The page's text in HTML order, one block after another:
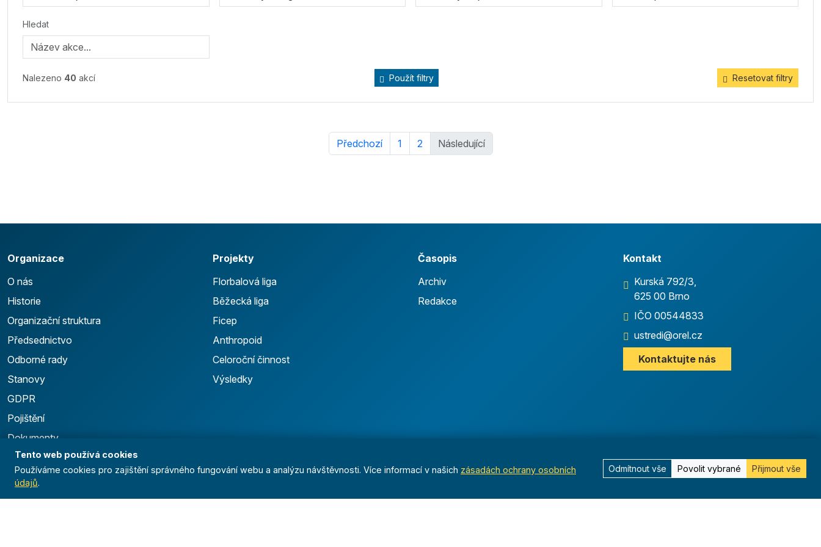
Hledat
Nalezeno 40 akcí Použít filtry Resetovat filtry
Předchozí 1 2 Následující
Organizace
O nás
Historie
Organizační struktura
Předsednictvo
Odborné rady
Stanovy
GDPR
Pojištění
Dokumenty
Logo manuál
Projekty
Florbalová liga
Běžecká liga
Ficep
Anthropoid
Celoroční činnost
Výsledky
Časopis
Archiv
Redakce
Kontakt
Kurská 792/3,
625 00 Brno
IČO 00544833
ustredi@orel.cz
Kontaktujte nás
Tento web používá cookies
Používáme cookies pro zajištění správného fungování webu a analýzu návštěvnosti. Více informací v našich zásadách ochrany osobních
údajů.
Odmítnout vše Povolit vybrané Přijmout vše